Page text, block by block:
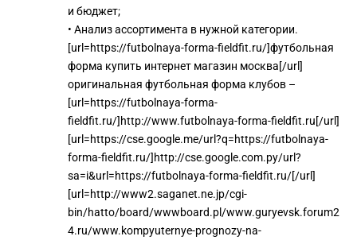
и бюджет;
• Анализ ассортимента в нужной категории.
[url=https://futbolnaya-forma-fieldfit.ru/]футбольная
форма купить интернет магазин москва[/url]
оригинальная футбольная форма клубов –
[url=https://futbolnaya-forma-
fieldfit.ru/]http://www.futbolnaya-forma-fieldfit.ru[/url]
[url=https://cse.google.me/url?q=https://futbolnaya-
forma-fieldfit.ru/]http://cse.google.com.py/url?
sa=i&url=https://futbolnaya-forma-fieldfit.ru/[/url]
[url=http://www2.saganet.ne.jp/cgi-
bin/hatto/board/wwwboard.pl/www.guryevsk.forum2
4.ru/www.kompyuternye-prognozy-na-